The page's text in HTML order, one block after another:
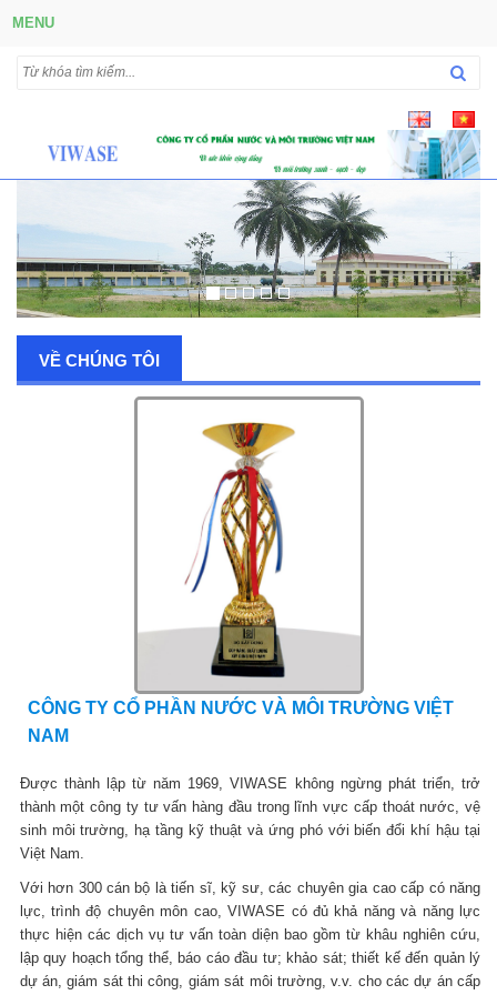
MENU
VỀ CHÚNG TÔI
CÔNG TY CỔ PHẦN NƯỚC VÀ MÔI TRƯỜNG VIỆT
NAM
Được thành lập từ năm 1969, VIWASE không ngừng phát triển, trở
thành một công ty tư vấn hàng đầu trong lĩnh vực cấp thoát nước, vệ
sinh môi trường, hạ tầng kỹ thuật và ứng phó với biến đổi khí hậu tại
Việt Nam.
Với hơn 300 cán bộ là tiến sĩ, kỹ sư, các chuyên gia cao cấp có năng
lực, trình độ chuyên môn cao, VIWASE có đủ khả năng và năng lực
thực hiện các dịch vụ tư vấn toàn diện bao gồm từ khâu nghiên cứu,
lập quy hoạch tổng thể, báo cáo đầu tư; khảo sát; thiết kế đến quản lý
dự án, giám sát thi công, giám sát môi trường, v.v. cho các dự án cấp